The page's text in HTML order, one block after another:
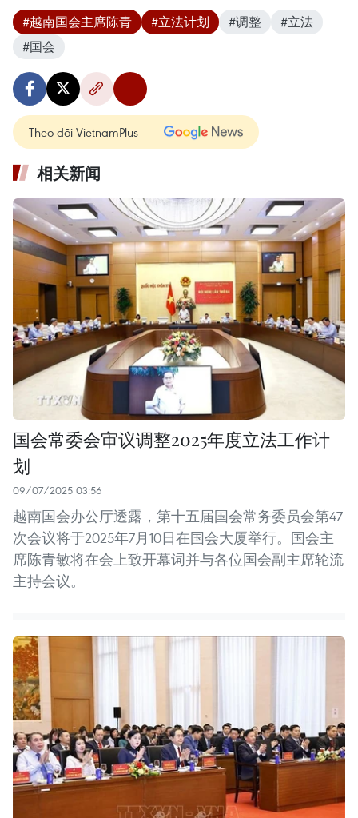
#越南国会主席陈青 #立法计划 #调整
#立法
#国会
Theo dõi VietnamPlus
相关新闻
国会常委会审议调整2025年度立法工作计
划
09/07/2025 03:56
越南国会办公厅透露，第十五届国会常务委员会第47
次会议将于2025年7月10日在国会大厦举行。国会主
席陈青敏将在会上致开幕词并与各位国会副主席轮流
主持会议。